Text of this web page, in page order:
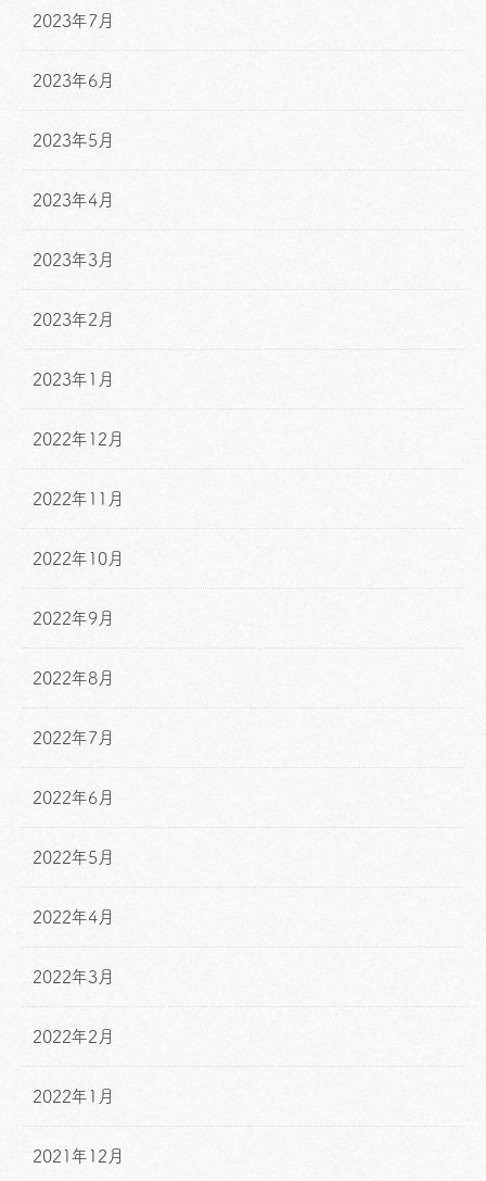
2023年7月
2023年6月
2023年5月
2023年4月
2023年3月
2023年2月
2023年1月
2022年12月
2022年11月
2022年10月
2022年9月
2022年8月
2022年7月
2022年6月
2022年5月
2022年4月
2022年3月
2022年2月
2022年1月
2021年12月